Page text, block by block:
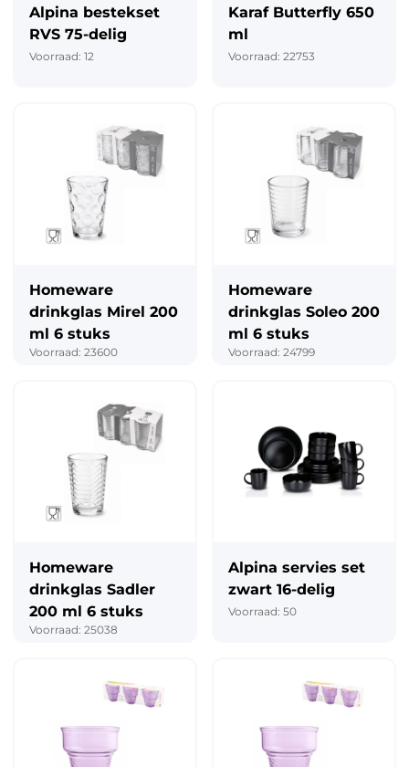
Alpina bestekset
RVS 75-delig
Voorraad: 12
Karaf Butterfly 650
ml
Voorraad: 22753
Homeware
drinkglas Mirel 200
ml 6 stuks
Voorraad: 23600
Homeware
drinkglas Soleo 200
ml 6 stuks
Voorraad: 24799
Homeware
drinkglas Sadler
200 ml 6 stuks
Voorraad: 25038
Alpina servies set
zwart 16-delig
Voorraad: 50